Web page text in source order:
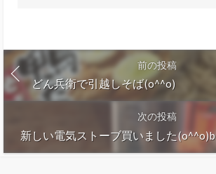
前の投稿
どん兵衛で引越しそば(o^^o)
次の投稿
新しい電気ストーブ買いました(o^^o)b